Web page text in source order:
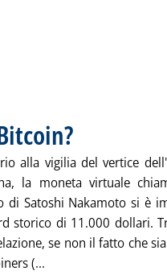
. Pubblicata giovedì 30
alla vigilia del vertice
la moneta virtuale
di Satoshi Nakamoto si è
storico di 11.000 dollari.
se non il fatto che
(...